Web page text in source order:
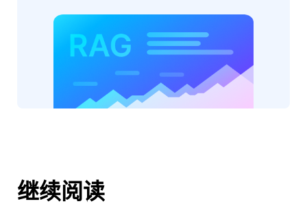
继续阅读